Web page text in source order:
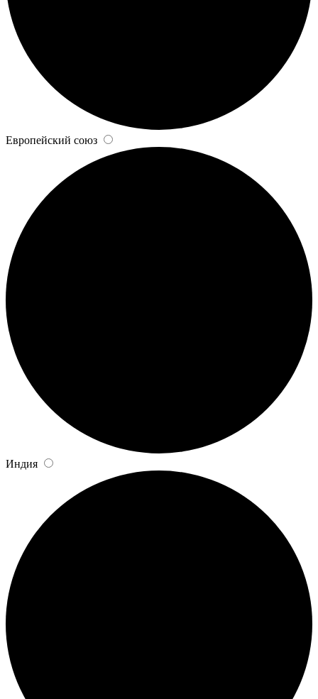
Европейский союз
Индия